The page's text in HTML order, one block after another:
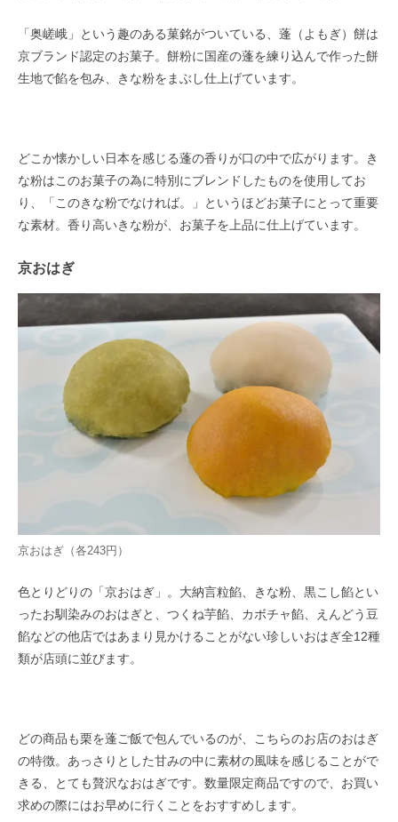
「奥嵯峨」という趣のある菓銘がついている、蓬（よもぎ）餅は
京ブランド認定のお菓子。餅粉に国産の蓬を練り込んで作った餅
生地で餡を包み、きな粉をまぶし仕上げています。
どこか懐かしい日本を感じる蓬の香りが口の中で広がります。き
な粉はこのお菓子の為に特別にブレンドしたものを使用してお
り、「このきな粉でなければ。」というほどお菓子にとって重要
な素材。香り高いきな粉が、お菓子を上品に仕上げています。
京おはぎ
京おはぎ（各243円）
色とりどりの「京おはぎ」。大納言粒餡、きな粉、黒こし餡とい
ったお馴染みのおはぎと、つくね芋餡、カボチャ餡、えんどう豆
餡などの他店ではあまり見かけることがない珍しいおはぎ全12種
類が店頭に並びます。
どの商品も栗を蓬ご飯で包んでいるのが、こちらのお店のおはぎ
の特徴。あっさりとした甘みの中に素材の風味を感じることがで
きる、とても贅沢なおはぎです。数量限定商品ですので、お買い
求めの際にはお早めに行くことをおすすめします。